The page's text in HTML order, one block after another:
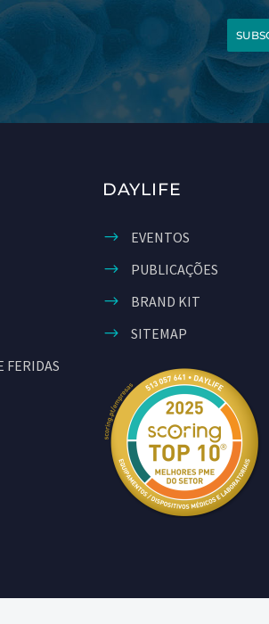
FERIDAS
DAYLIFE
EVENTOS
PUBLICAÇÕES
BRAND KIT
SITEMAP